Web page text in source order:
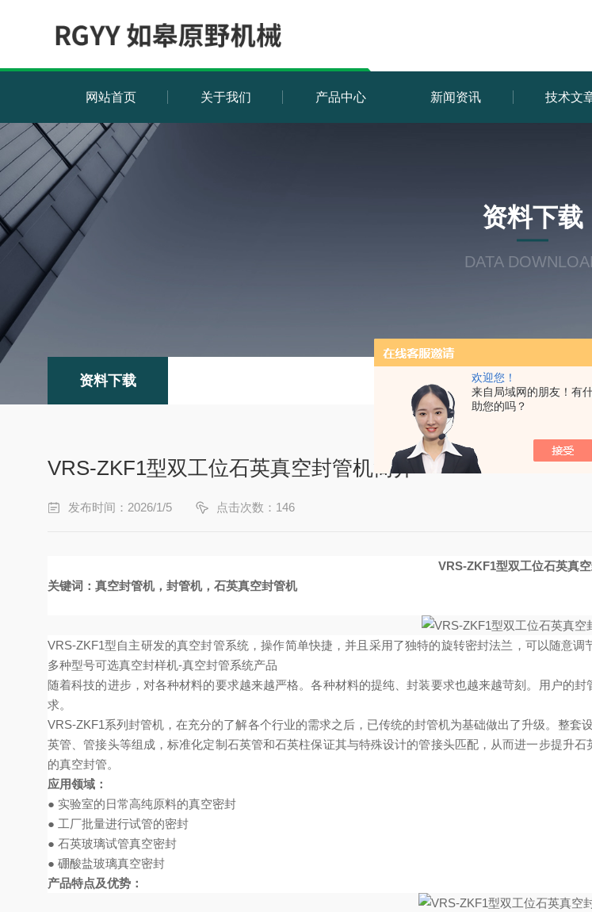
欢迎您！
来自局域网的朋友！有
助您的吗？
网站首页 关于我们 产品中心 新闻资讯 技术文
资料下载
DATA
资料下载
VRS-ZKF1型双工位石英真空封管机简介
发布时间：2026/1/5 点击次数：146
VRS-ZKF1型双工位石英真
关键词：真空封管机，封管机，石英真空封管机
VRS-ZKF1型自主研发的真空封管系统，操作简单快捷，并且采用了独特的旋转密封法兰，可以随意
多种型号可选真空封样机-真空封管系统产品
随着科技的进步，对各种材料的要求越来越严格。各种材料的提纯、封装要求也越来越苛刻。用户的
求。
VRS-ZKF1系列封管机，在充分的了解各个行业的需求之后，已传统的封管机为基础做出了升级。整套
英管、管接头等组成，标准化定制石英管和石英柱保证其与特殊设计的管接头匹配，从而进一步提升
的真空封管。
应用领域：
● 实验室的日常高纯原料的真空密封
● 工厂批量进行试管的密封
● 石英玻璃试管真空密封
● 硼酸盐玻璃真空密封
产品特点及优势：